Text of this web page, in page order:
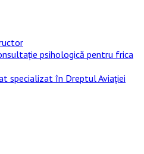
psihologică pentru frica
specializat în Dreptul Aviației